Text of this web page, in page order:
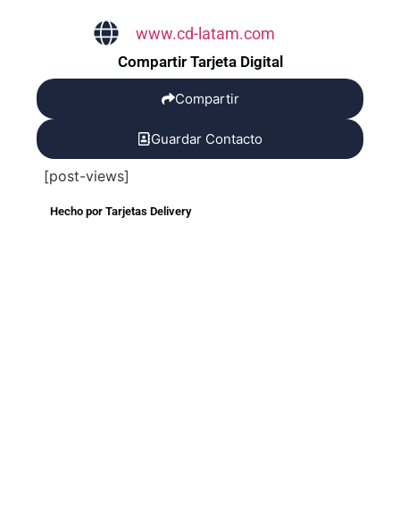
www.cd-latam.com
Compartir Tarjeta Digital
Compartir
Guardar Contacto
[post-views]
Hecho por Tarjetas Delivery